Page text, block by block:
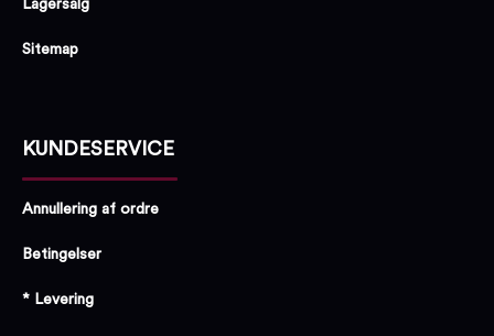
Lagersalg
Sitemap
KUNDESERVICE
Annullering af ordre
Betingelser
* Levering